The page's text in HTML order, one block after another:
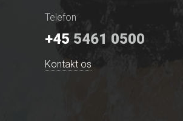
Telefon
+45 5461 0500
Kontakt os